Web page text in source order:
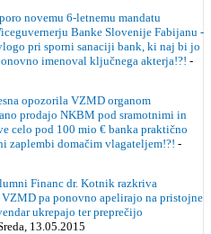
novemu 6-letnemu mandatu
Banke Slovenije Fabijanu -
pri sporni sanaciji bank, ki naj bi jo
imenoval ključnega akterja!?! -
opozorila VZMD organom
prodajo NKBM pod sramotnimi in
celo pod 100 mio € banka praktično
zaplembi domačim vlagateljem!?! -
Financ dr. Kotnik razkriva
pa ponovno apelirajo na pristojne
ukrepajo ter preprečijo
13.05.2015